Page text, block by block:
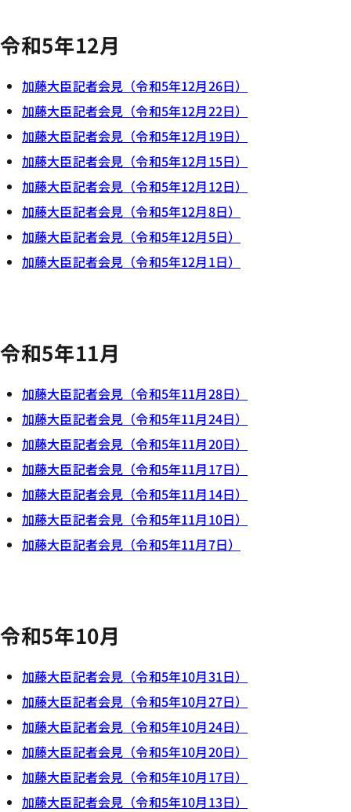
令和5年12月
加藤大臣記者会見（令和5年12月26日）
加藤大臣記者会見（令和5年12月22日）
加藤大臣記者会見（令和5年12月19日）
加藤大臣記者会見（令和5年12月15日）
加藤大臣記者会見（令和5年12月12日）
加藤大臣記者会見（令和5年12月8日）
加藤大臣記者会見（令和5年12月5日）
加藤大臣記者会見（令和5年12月1日）
令和5年11月
加藤大臣記者会見（令和5年11月28日）
加藤大臣記者会見（令和5年11月24日）
加藤大臣記者会見（令和5年11月20日）
加藤大臣記者会見（令和5年11月17日）
加藤大臣記者会見（令和5年11月14日）
加藤大臣記者会見（令和5年11月10日）
加藤大臣記者会見（令和5年11月7日）
令和5年10月
加藤大臣記者会見（令和5年10月31日）
加藤大臣記者会見（令和5年10月27日）
加藤大臣記者会見（令和5年10月24日）
加藤大臣記者会見（令和5年10月20日）
加藤大臣記者会見（令和5年10月17日）
加藤大臣記者会見（令和5年10月13日）